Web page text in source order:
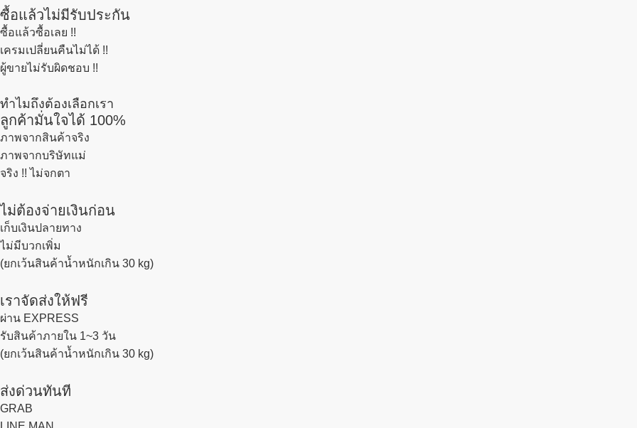
ซื้อแล้วไม่มีรับประกัน
ซื้อแล้วซื้อเลย !!
เครมเปลี่ยนคืนไม่ได้ !!
ผู้ขายไม่รับผิดชอบ !!
ทำไมถึงต้องเลือกเรา
ลูกค้ามั่นใจได้ 100%
ภาพจากสินค้าจริง
ภาพจากบริษัทแม่
จริง !! ไม่จกตา
ไม่ต้องจ่ายเงินก่อน
เก็บเงินปลายทาง
ไม่มีบวกเพิ่ม
(ยกเว้นสินค้าน้ำหนักเกิน 30 kg)
เราจัดส่งให้ฟรี
ผ่าน EXPRESS
รับสินค้าภายใน 1~3 วัน
(ยกเว้นสินค้าน้ำหนักเกิน 30 kg)
ส่งด่วนทันที
GRAB